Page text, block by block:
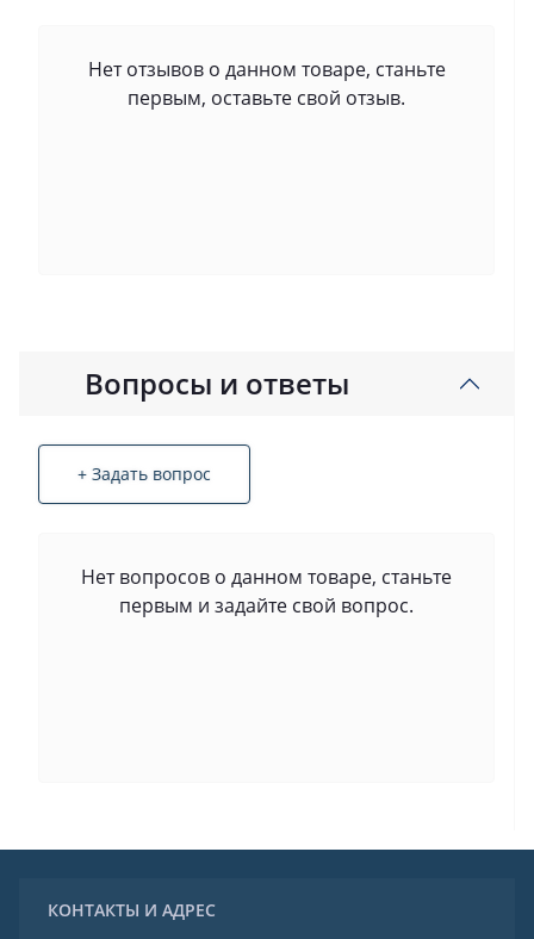
Нет отзывов о данном товаре, станьте
первым, оставьте свой отзыв.
Вопросы и ответы
+ Задать вопрос
Нет вопросов о данном товаре, станьте
первым и задайте свой вопрос.
КОНТАКТЫ И АДРЕС